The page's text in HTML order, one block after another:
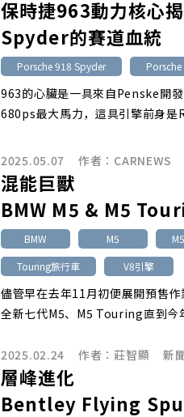
保時捷963動力核心
Spyder的賽道血統
Porsche 918 Spyder Porsche
963的心臟是一具來自Penske開
680ps最大馬力，這具引擎前身
2025.05.07 作者： CARNEWS
混能巨獸
BMW M5 & M5
BMW M5
Touring旅行車
V8引擎
儘管早在去年11月初便展開預售
全新七代M5、M5 Touring直到
2025.02.24 作者：莊智顯 新
層峰進化
Bentley Flying